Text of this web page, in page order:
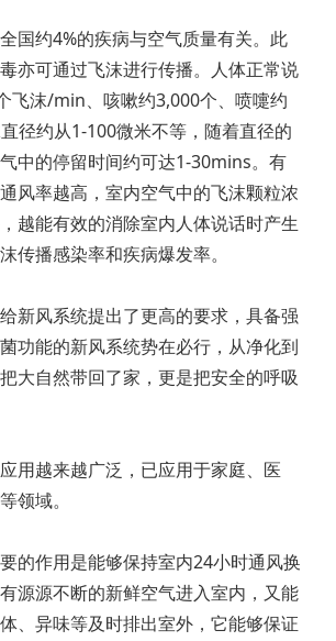
国约4%的疾病与空气质量有关。此
亦可通过飞沫进行传播。人体正常说
飞沫/min、咳嗽约3,000个、喷嚏约
径约从1-100微米不等，随着直径的
中的停留时间约可达1-30mins。有
风率越高，室内空气中的飞沫颗粒浓
越能有效的消除室内人体说话时产生
传播感染率和疾病爆发率。
新风系统提出了更高的要求，具备强
功能的新风系统势在必行，从净化到
大自然带回了家，更是把安全的呼吸
用越来越广泛，已应用于家庭、医
领域。
的作用是能够保持室内24小时通风换
源源不断的新鲜空气进入室内，又能
、异味等及时排出室外，它能够保证